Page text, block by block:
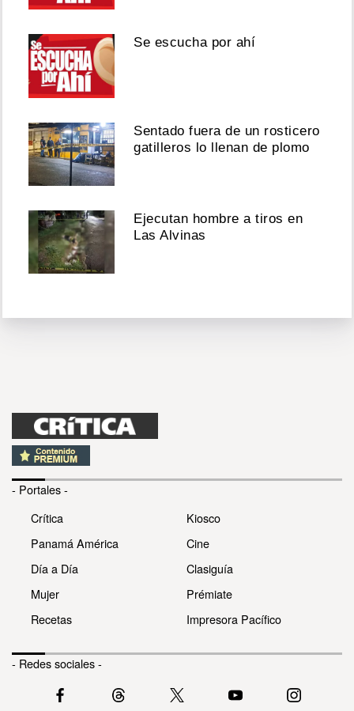
Se escucha por ahí
Sentado fuera de un rosticero
gatilleros lo llenan de plomo
Ejecutan hombre a tiros en
Las Alvinas
- Portales -
Crítica
Panamá América
Día a Día
Mujer
Recetas
Kiosco
Cine
Clasiguía
Prémiate
Impresora Pacífico
- Redes sociales -